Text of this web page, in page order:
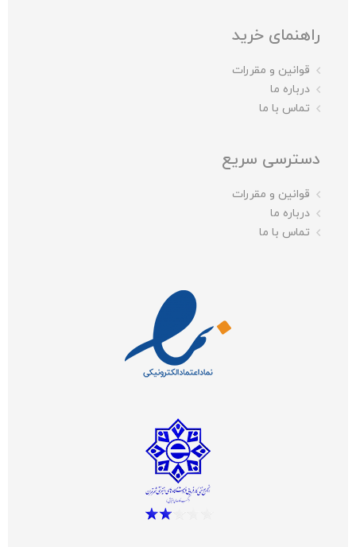
راهنمای خرید
قوانین و مقررات
درباره ما
تماس با ما
دسترسی سریع
قوانین و مقررات
درباره ما
تماس با ما